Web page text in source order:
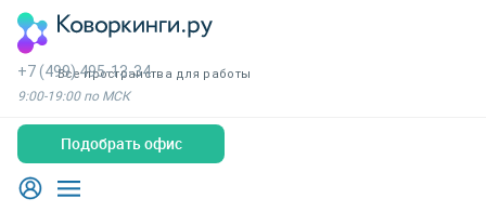
Все пространства для работы
+7 (499) 495-13-34
9:00-19:00 по МСК
Подобрать офис